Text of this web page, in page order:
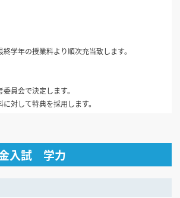
学年の授業料より順次充当致します。
員会で決定します。
対して特典を採用します。
入試 学力